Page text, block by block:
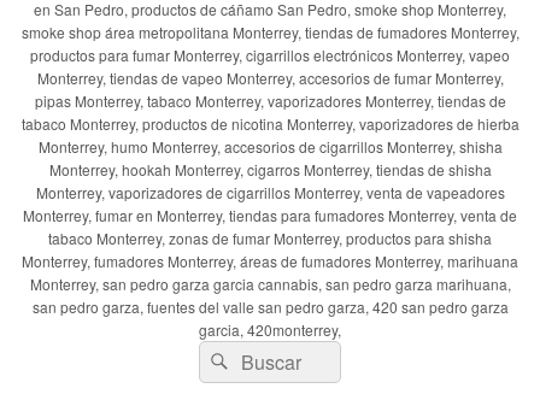
en San Pedro, productos de cáñamo San Pedro, smoke shop Monterrey,
smoke shop área metropolitana Monterrey, tiendas de fumadores Monterrey,
productos para fumar Monterrey, cigarrillos electrónicos Monterrey, vapeo
Monterrey, tiendas de vapeo Monterrey, accesorios de fumar Monterrey,
pipas Monterrey, tabaco Monterrey, vaporizadores Monterrey, tiendas de
tabaco Monterrey, productos de nicotina Monterrey, vaporizadores de hierba
Monterrey, humo Monterrey, accesorios de cigarrillos Monterrey, shisha
Monterrey, hookah Monterrey, cigarros Monterrey, tiendas de shisha
Monterrey, vaporizadores de cigarrillos Monterrey, venta de vapeadores
Monterrey, fumar en Monterrey, tiendas para fumadores Monterrey, venta de
tabaco Monterrey, zonas de fumar Monterrey, productos para shisha
Monterrey, fumadores Monterrey, áreas de fumadores Monterrey, marihuana
Monterrey, san pedro garza garcia cannabis, san pedro garza marihuana,
san pedro garza, fuentes del valle san pedro garza, 420 san pedro garza
garcia, 420monterrey,
Buscar
por:
Buscar